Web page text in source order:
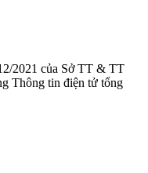
2021 của Sở TT & TT
Thông tin điện tử tổng